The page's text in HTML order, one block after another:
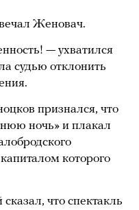
Женовач.
— ухватился
судью отклонить
признался, что
ночь» и плакал
которого
что спектакль